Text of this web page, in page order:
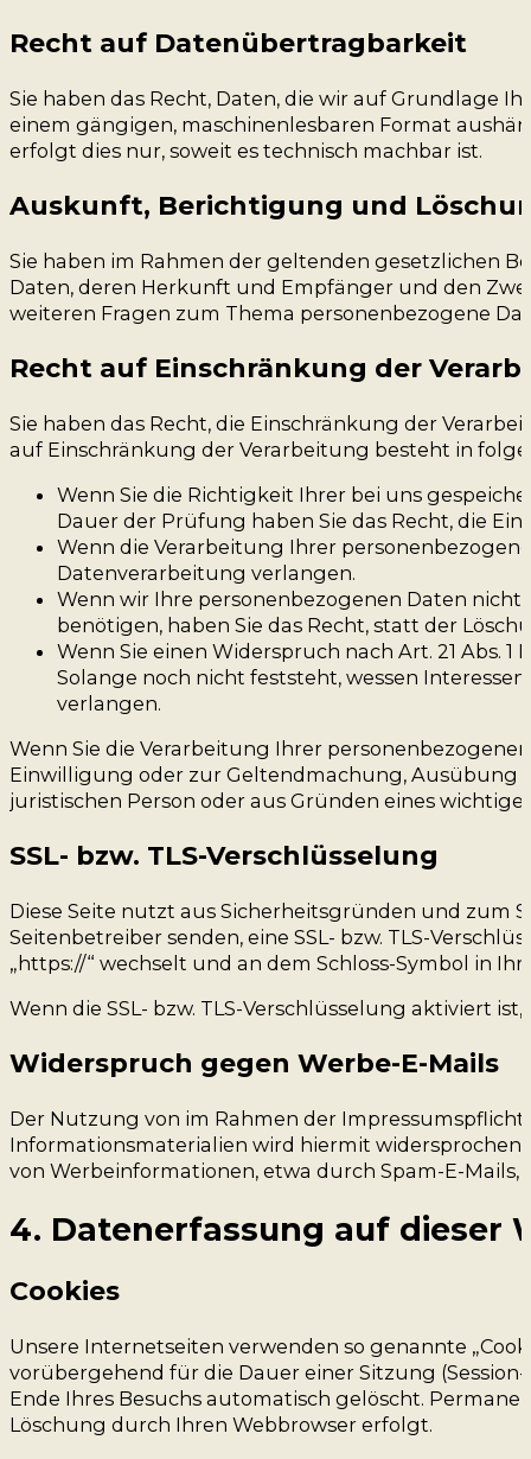
Recht auf Daten­übertrag­barkeit
Sie haben das Recht, Daten, die wir auf Grundlage
einem gängigen, maschinenlesbaren Format
erfolgt dies nur, soweit es technisch machbar ist.
Auskunft, Berichtigung und
Sie haben im Rahmen der geltenden gesetzlichen
Daten, deren Herkunft und Empfänger und den
weiteren Fragen zum Thema personenbezogene
Recht auf Einschränkung der
Sie haben das Recht, die Einschränkung der
auf Einschränkung der Verarbeitung besteht in
Wenn Sie die Richtigkeit Ihrer bei uns
Dauer der Prüfung haben Sie das Recht, die
Wenn die Verarbeitung Ihrer
Datenverarbeitung verlangen.
Wenn wir Ihre personenbezogenen Daten
benötigen, haben Sie das Recht, statt der
Wenn Sie einen Widerspruch nach Art. 21 Abs.
Solange noch nicht feststeht, wessen
verlangen.
Wenn Sie die Verarbeitung Ihrer
Einwilligung oder zur Geltendmachung, Ausübung
juristischen Person oder aus Gründen eines
SSL- bzw. TLS-Verschlüsselung
Diese Seite nutzt aus Sicherheitsgründen und zum
Seitenbetreiber senden, eine SSL- bzw. TLS-
„https://“ wechselt und an dem Schloss-Symbol in
Wenn die SSL- bzw. TLS-Verschlüsselung aktiviert
Widerspruch gegen Werbe-E-Mails
Der Nutzung von im Rahmen der
Informationsmaterialien wird hiermit
von Werbeinformationen, etwa durch Spam-E-Mails,
4. Datenerfassung auf dieser
Cookies
Unsere Internetseiten verwenden so genannte
vorübergehend für die Dauer einer Sitzung
Ende Ihres Besuchs automatisch gelöscht.
Löschung durch Ihren Webbrowser erfolgt.